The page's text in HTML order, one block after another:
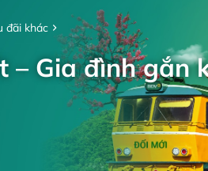
đãi khác
– Gia đình gắn